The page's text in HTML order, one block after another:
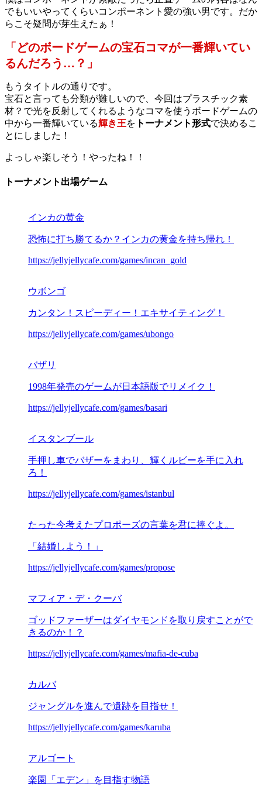
でもいいやってくらいコンポーネント愛の強い男です。だか
らこそ疑問が芽生えたぁ！
「どのボードゲームの宝石コマが一番輝いてい
るんだろう…？」
もうタイトルの通りです。
宝石と言っても分類が難しいので、今回はプラスチック素
材？で光を反射してくれるようなコマを使うボードゲームの
中から一番輝いている輝き王を トーナメント形式で決めるこ
とにしました！
よっしゃ楽しそう！やったね！！
トーナメント出場ゲーム
インカの黄金
恐怖に打ち勝てるか？インカの黄金を持ち帰れ！
https://jellyjellycafe.com/games/incan_gold
ウボンゴ
カンタン！スピーディー！エキサイティング！
https://jellyjellycafe.com/games/ubongo
バザリ
1998年発売のゲームが日本語版でリメイク！
https://jellyjellycafe.com/games/basari
イスタンブール
手押し車でバザーをまわり、輝くルビーを手に入れ
ろ！
https://jellyjellycafe.com/games/istanbul
たった今考えたプロポーズの言葉を君に捧ぐよ。
「結婚しよう！」
https://jellyjellycafe.com/games/propose
マフィア・デ・クーバ
ゴッドファーザーはダイヤモンドを取り戻すことがで
きるのか！？
https://jellyjellycafe.com/games/mafia-de-cuba
カルバ
ジャングルを進んで遺跡を目指せ！
https://jellyjellycafe.com/games/karuba
アルゴート
楽園「エデン」を目指す物語